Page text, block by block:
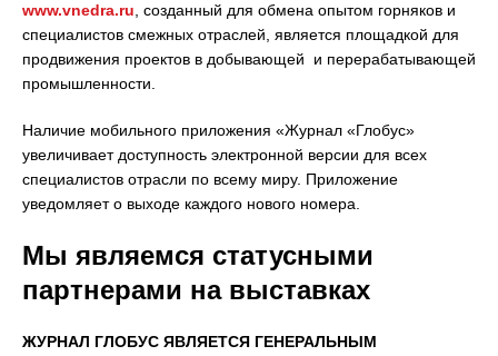
www.vnedra.ru , созданный для обмена опытом горняков и
специалистов смежных отраслей, является площадкой для
продвижения проектов в добывающей и перерабатывающей
промышленности.
Наличие мобильного приложения «Журнал «Глобус»
увеличивает доступность электронной версии для всех
специалистов отрасли по всему миру. Приложение
уведомляет о выходе каждого нового номера.
Мы являемся статусными
партнерами на выставках
ЖУРНАЛ ГЛОБУС ЯВЛЯЕТСЯ ГЕНЕРАЛЬНЫМ